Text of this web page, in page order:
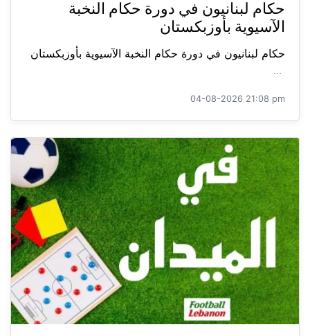
حكام لبنانيون في دورة حكام النخبة
الآسيوية بأوزبكستان
حكام لبنانيون في دورة حكام النخبة الآسيوية بأوزبكستان
...
04-08-2026 21:08 pm